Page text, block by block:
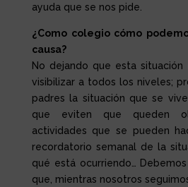
ayuda que se nos pide.
¿Como colegio cómo
causa?
No dejando que esta
visibilizar a todos los niveles;
padres la situación que se
que eviten que queden
actividades que se pueden
recordatorio semanal de la
qué está ocurriendo…
que, mientras nosotros